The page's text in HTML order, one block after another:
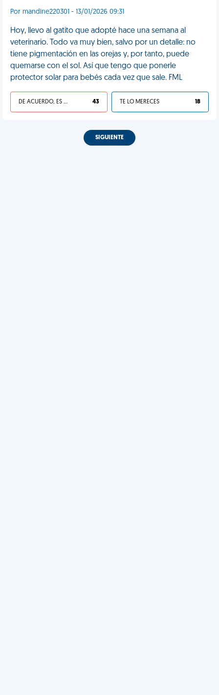
Por mandine220301 - 13/01/2026 09:31
Hoy, llevo al gatito que adopté hace una semana al
veterinario. Todo va muy bien, salvo por un detalle: no
tiene pigmentación en las orejas y, por tanto, puede
quemarse con el sol. Así que tengo que ponerle
protector solar para bebés cada vez que sale. FML
DE ACUERDO, ES UNA VIDA HP 43 TE LO MERECES 18
SIGUIENTE